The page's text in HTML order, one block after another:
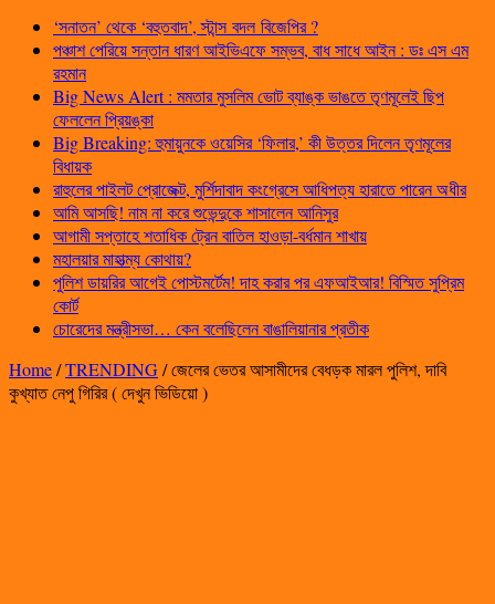
‘সনাতন’ থেকে ‘বহুতবাদ’, স্টান্স বদল বিজেপির ?
পঞ্চাশ পেরিয়ে সন্তান ধারণ আইভিএফে সম্ভব, বাধ সাধে আইন : ডঃ এস এম
রহমান
Big News Alert : মমতার মুসলিম ভোট ব্যাঙ্ক ভাঙতে তৃণমূলেই ছিপ
ফেললেন প্রিয়ঙ্কা
Big Breaking: হুমায়ুনকে ওয়েসির ‘ফিলার,’ কী উত্তর দিলেন তৃণমূলের
বিধায়ক
রাহুলের পাইলট প্রোজেক্ট, মুর্শিদাবাদ কংগ্রেসে আধিপত্য হারাতে পারেন অধীর
আমি আসছি! নাম না করে শুভেন্দুকে শাসালেন আনিসুর
আগামী সপ্তাহে শতাধিক ট্রেন বাতিল হাওড়া-বর্ধমান শাখায়
মহালয়ার মাহাত্ম্য কোথায়?
পুলিশ ডায়রির আগেই পোস্টমর্টেম! দাহ করার পর এফআইআর! বিস্মিত সুপ্রিম
কোর্ট
চোরেদের মন্ত্রীসভা… কেন বলেছিলেন বাঙালিয়ানার প্রতীক
Home/TRENDING/জেলের ভেতর আসামীদের বেধড়ক মারল পুলিশ, দাবি
কুখ্যাত নেপু গিরির ( দেখুন ভিডিয়ো )